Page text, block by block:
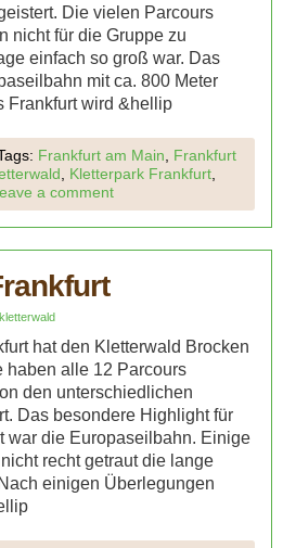
Die vielen Parcours
nicht für die Gruppe zu
einfach so groß war. Das
mit ca. 800 Meter
Frankfurt wird &hellip
Frankfurt am Main
Frankfurt
Kletterpark Frankfurt
a comment
kletterwald
hat den Kletterwald Brocken
haben alle 12 Parcours
den unterschiedlichen
Das besondere Highlight für
war die Europaseilbahn. Einige
recht getraut die lange
einigen Überlegungen